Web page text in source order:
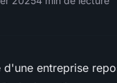
d'une entreprise